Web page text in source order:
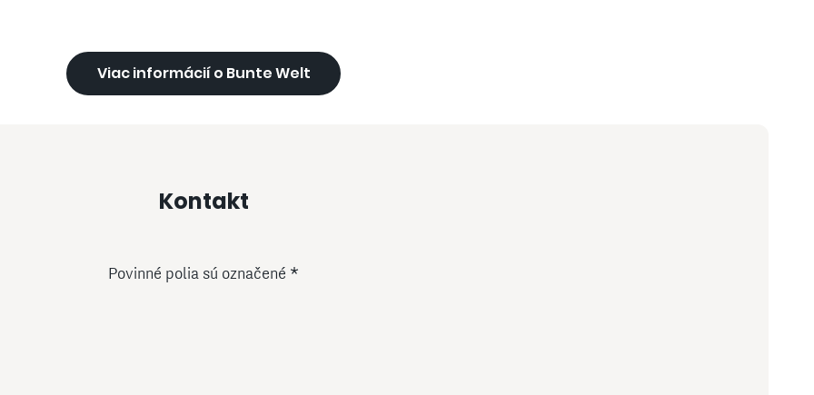
Viac informácií o Bunte Welt
Kontakt
Povinné polia sú označené